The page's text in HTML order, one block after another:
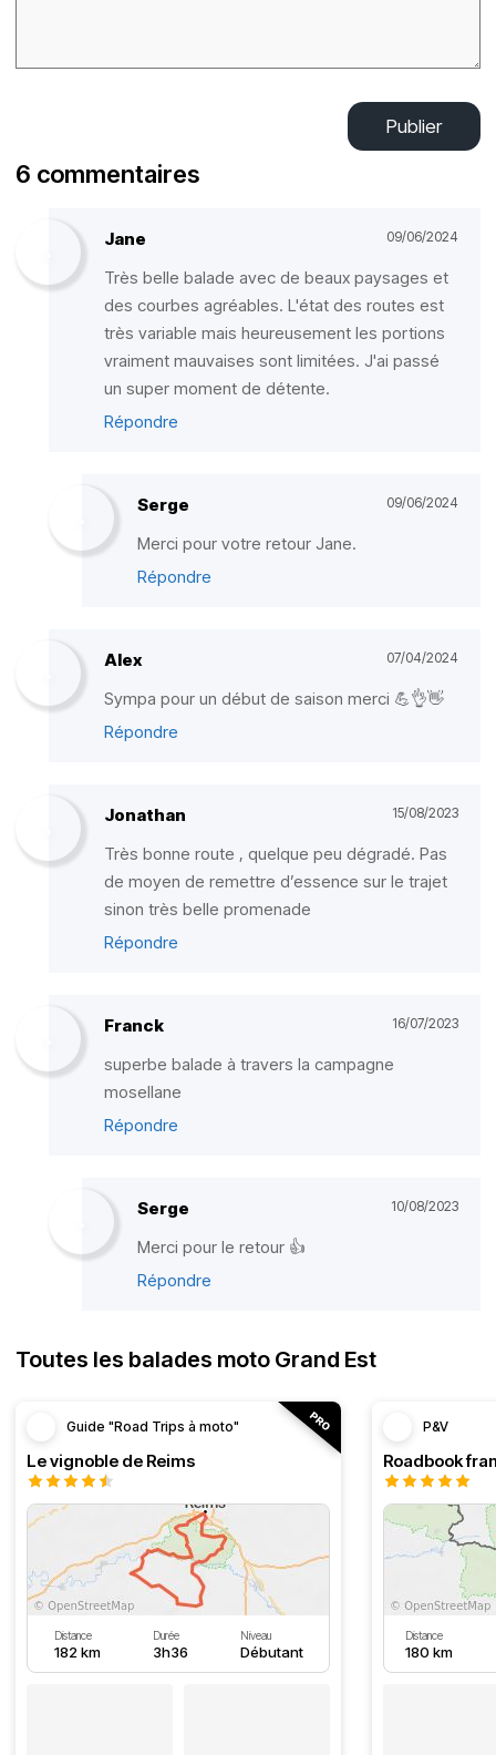
Publier
6 commentaires
Jane 09/06/2024
Très belle balade avec de beaux paysages et
des courbes agréables. L'état des routes est
très variable mais heureusement les portions
vraiment mauvaises sont limitées. J'ai passé
un super moment de détente.
Répondre
Serge 09/06/2024
Merci pour votre retour Jane.
Répondre
Alex 07/04/2024
Sympa pour un début de saison merci 💪👌👋
Répondre
Jonathan 15/08/2023
Très bonne route , quelque peu dégradé. Pas
de moyen de remettre d’essence sur le trajet
sinon très belle promenade
Répondre
Franck 16/07/2023
superbe balade à travers la campagne
mosellane
Répondre
Serge 10/08/2023
Merci pour le retour 👍
Répondre
Toutes les balades moto Grand Est
Guide "Road Trips à moto"
Le vignoble de Reims
Distance
182 km
Durée
3h36
Niveau
Débutant
P&V
Distance
180 km